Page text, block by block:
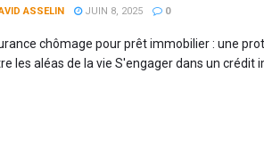
ASSELIN JUIN 8, 2025 0
chômage pour prêt immobilier : une
les aléas de la vie S'engager dans un crédit